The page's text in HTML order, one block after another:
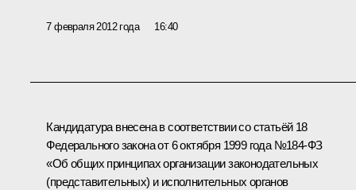
7 февраля 2012 года 16:40
Кандидатура внесена в соответствии со статьёй 18
Федерального закона от 6 октября 1999 года №184-ФЗ
«Об общих принципах организации законодательных
(представительных) и исполнительных органов